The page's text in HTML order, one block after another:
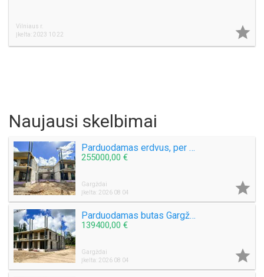
Vilniaus r.
Įkelta: 2023 10 22

Naujausi skelbimai
Parduodamas erdvus, per 2 aukštus išplanuotas butas Gargždų miesto parke!
255000,00 €
Gargždai
Įkelta: 2026 08 04

Parduodamas butas Gargždų miesto parke! Nauja statyba!
139400,00 €
Gargždai
Įkelta: 2026 08 04
